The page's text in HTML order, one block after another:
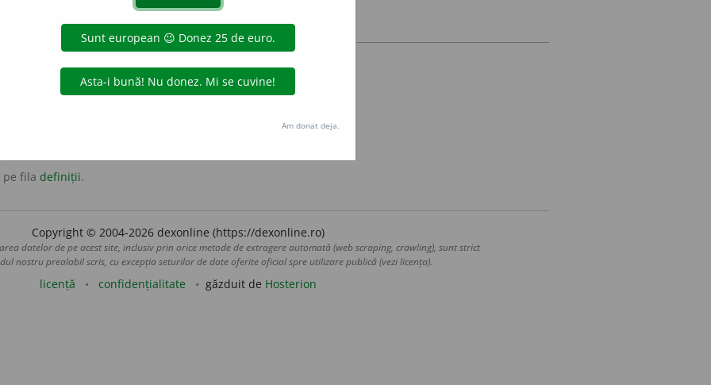
primejdios riscant riscat
pe fila definiții.
Copyright © 2004-2026 dexonline (https://dexonline.ro)
datelor de pe acest site, inclusiv prin orice metode de extragere automată (web scraping, crawling), sunt strict
nostru prealabil scris, cu excepția seturilor de date oferite oficial spre utilizare publică (vezi licența).
licență confidențialitate găzduit de Hosterion
Am donat deja.